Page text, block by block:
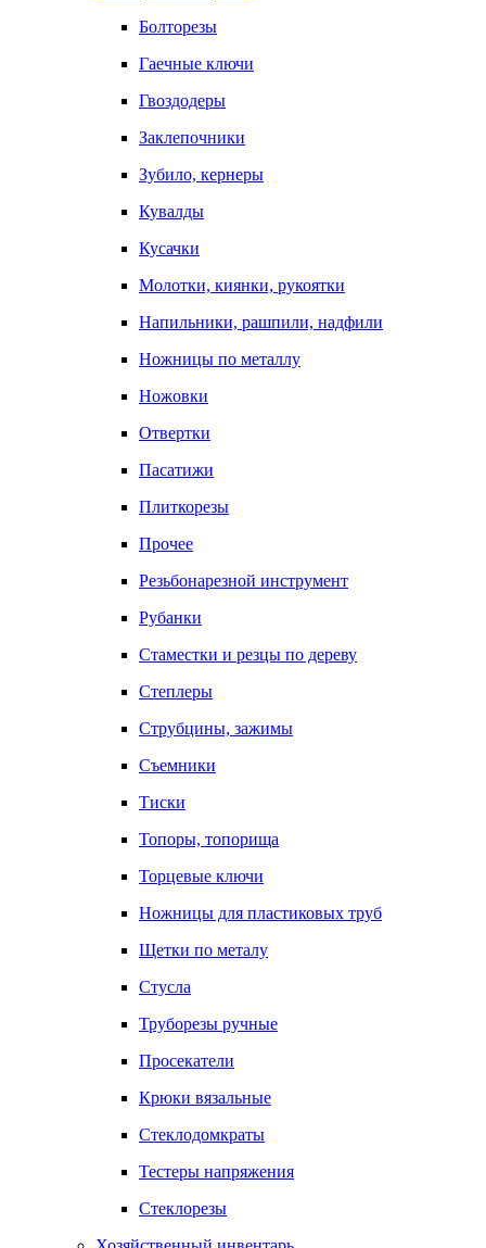
Болторезы
Гаечные ключи
Гвоздодеры
Заклепочники
Зубило, кернеры
Кувалды
Кусачки
Молотки, киянки, рукоятки
Напильники, рашпили, надфили
Ножницы по металлу
Ножовки
Отвертки
Пасатижи
Плиткорезы
Прочее
Резьбонарезной инструмент
Рубанки
Стаместки и резцы по дереву
Степлеры
Струбцины, зажимы
Съемники
Тиски
Топоры, топорища
Торцевые ключи
Ножницы для пластиковых труб
Щетки по металу
Стусла
Труборезы ручные
Просекатели
Крюки вязальные
Стеклодомкраты
Тестеры напряжения
Стеклорезы